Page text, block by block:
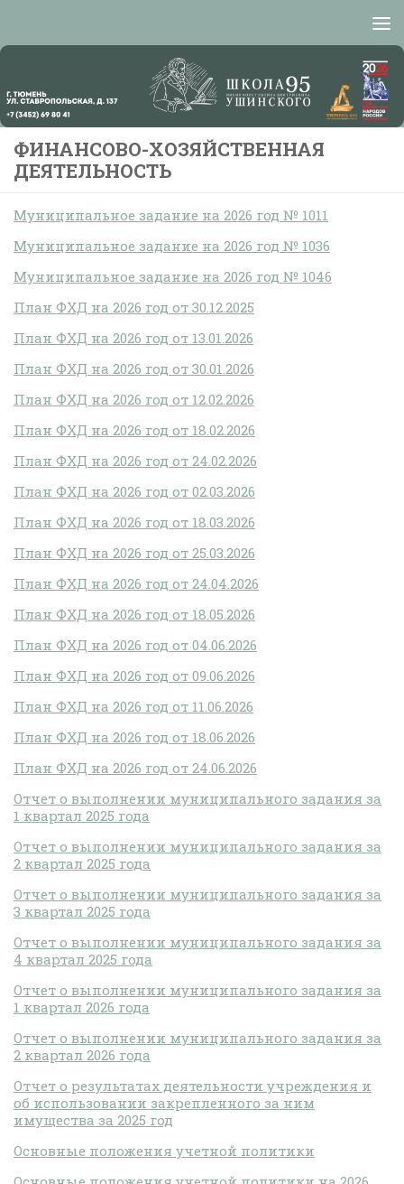
ФИНАНСОВО-ХОЗЯЙСТВЕННАЯ
ДЕЯТЕЛЬНОСТЬ
Муниципальное задание на 2026 год № 1011
Муниципальное задание на 2026 год № 1036
Муниципальное задание на 2026 год № 1046
План ФХД на 2026 год от 30.12.2025
План ФХД на 2026 год от 13.01.2026
План ФХД на 2026 год от 30.01.2026
План ФХД на 2026 год от 12.02.2026
План ФХД на 2026 год от 18.02.2026
План ФХД на 2026 год от 24.02.2026
План ФХД на 2026 год от 02.03.2026
План ФХД на 2026 год от 18.03.2026
План ФХД на 2026 год от 25.03.2026
План ФХД на 2026 год от 24.04.2026
План ФХД на 2026 год от 18.05.2026
План ФХД на 2026 год от 04.06.2026
План ФХД на 2026 год от 09.06.2026
План ФХД на 2026 год от 11.06.2026
План ФХД на 2026 год от 18.06.2026
План ФХД на 2026 год от 24.06.2026
Отчет о выполнении муниципального задания за
1 квартал 2025 года
Отчет о выполнении муниципального задания за
2 квартал 2025 года
Отчет о выполнении муниципального задания за
3 квартал 2025 года
Отчет о выполнении муниципального задания за
4 квартал 2025 года
Отчет о выполнении муниципального задания за
1 квартал 2026 года
Отчет о выполнении муниципального задания за
2 квартал 2026 года
Отчет о результатах деятельности учреждения и
об использовании закрепленного за ним
имущества за 2025 год
Основные положения учетной политики